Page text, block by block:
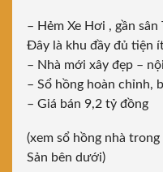
– Hẻm Xe Hơi , gần
Đây là khu đầy đủ tiện
– Nhà mới xây đẹp –
– Sổ hồng hoàn chỉnh,
– Giá bán 9,2 tỷ đồng
(xem sổ hồng nhà
Sản bên dưới)